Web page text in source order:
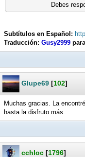
Debes
Subtítulos en Español:
Traducción: Gusy2999 para
Glupe69 [102]
Muchas gracias. La
hasta la disfruto más.
cchloc [1796]